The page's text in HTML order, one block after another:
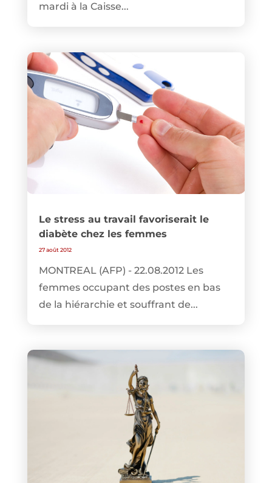
mardi à la Caisse...
Le stress au travail favoriserait le
diabète chez les femmes
27 août 2012
MONTREAL (AFP) - 22.08.2012 Les
femmes occupant des postes en bas
de la hiérarchie et souffrant de...